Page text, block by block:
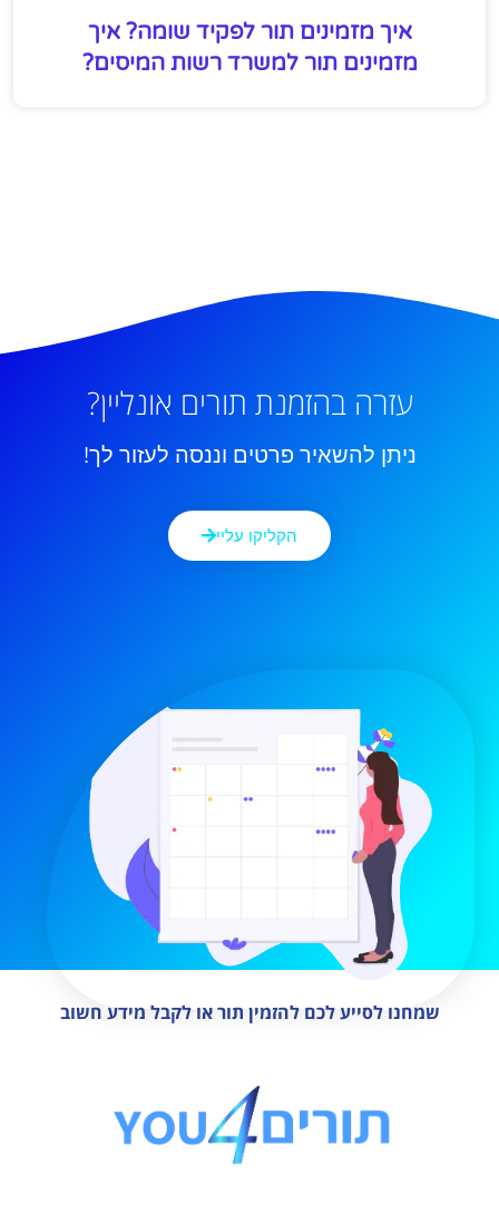
איך מזמינים תור לפקיד שומה? איך
מזמינים תור למשרד רשות המיסים?
עזרה בהזמנת תורים אונליין?
ניתן להשאיר פרטים וננסה לעזור לך!
הקליקו עליי
שמחנו לסייע לכם להזמין תור או לקבל מידע חשוב